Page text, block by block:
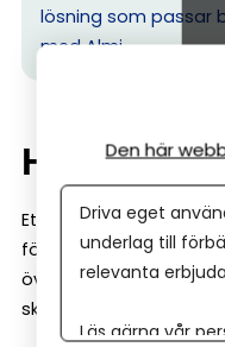
lösning som passar
med Almi.
Hur
Ett Almi-lån fungerar i
företagslån: du lånar
över tid med ränta.
skillnader.
Den här
Driva eget
underlag till
relevanta
Läs gärna vår